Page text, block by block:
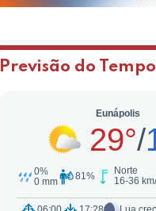
Previsão do Tempo